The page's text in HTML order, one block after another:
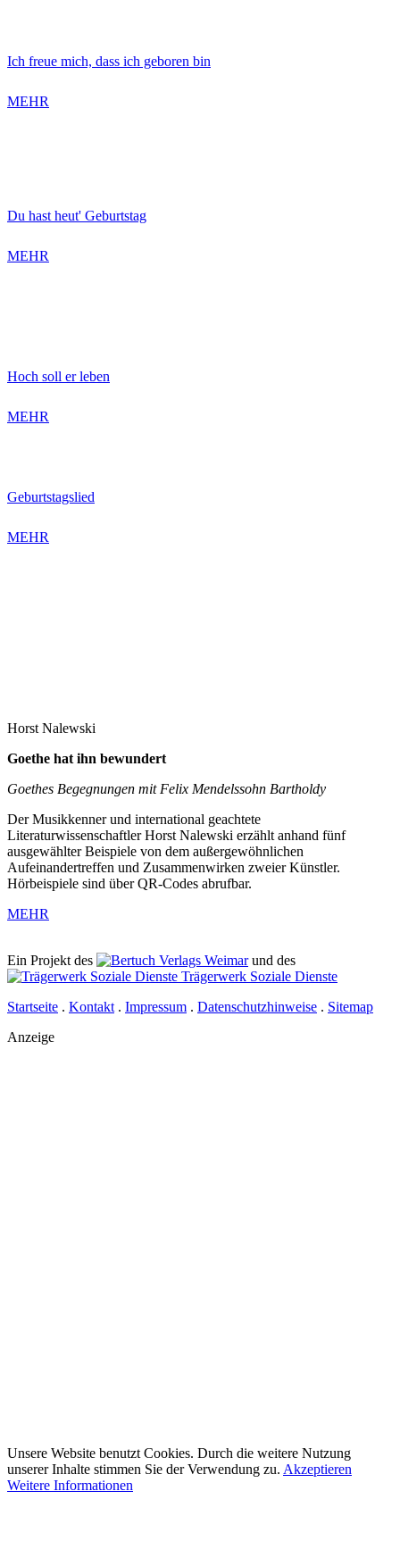
Ich freue mich, dass ich geboren bin
MEHR
Du hast heut' Geburtstag
MEHR
Hoch soll er leben
MEHR
Geburtstagslied
MEHR
Horst Nalewski
Goethe hat ihn bewundert
Goethes Begegnungen mit Felix Mendelssohn Bartholdy
Der Musikkenner und international geachtete
Literaturwissenschaftler Horst Nalewski erzählt anhand fünf
ausgewählter Beispiele von dem außergewöhnlichen
Aufeinandertreffen und Zusammenwirken zweier Künstler.
Hörbeispiele sind über QR-Codes abrufbar.
MEHR
Ein Projekt des Verlags Weimarund des
Trägerwerk Soziale Dienste
Startseite . Kontakt . Impressum . Datenschutzhinweise . Sitemap
Anzeige
Unsere Website benutzt Cookies. Durch die weitere Nutzung
unserer Inhalte stimmen Sie der Verwendung zu. Akzeptieren
Weitere Informationen